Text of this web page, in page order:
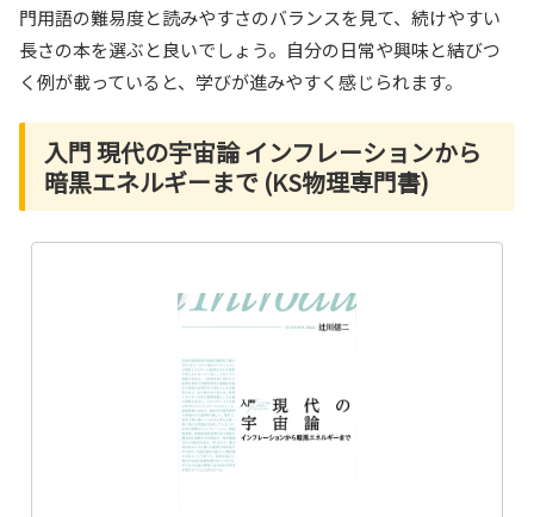
門用語の難易度と読みやすさのバランスを見て、続けやすい
長さの本を選ぶと良いでしょう。自分の日常や興味と結びつ
く例が載っていると、学びが進みやすく感じられます。
入門 現代の宇宙論 インフレーションから
暗黒エネルギーまで (KS物理専門書)